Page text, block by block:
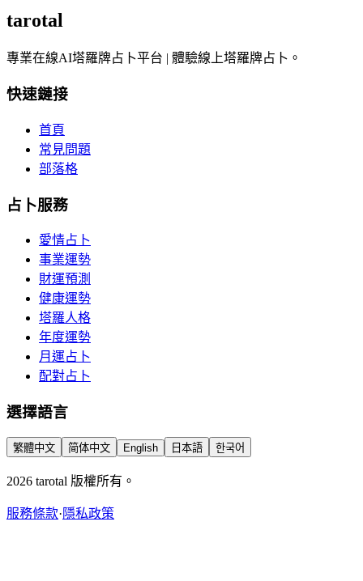
tarotal
專業在線AI塔羅牌占卜平台 | 體驗線上塔羅牌占卜。
快速鏈接
首頁
常見問題
部落格
占卜服務
愛情占卜
事業運勢
財運預測
健康運勢
塔羅人格
年度運勢
月運占卜
配對占卜
選擇語言
繁體中文 简体中文 English 日本語 한국어
2026 tarotal 版權所有。
服務條款·隱私政策